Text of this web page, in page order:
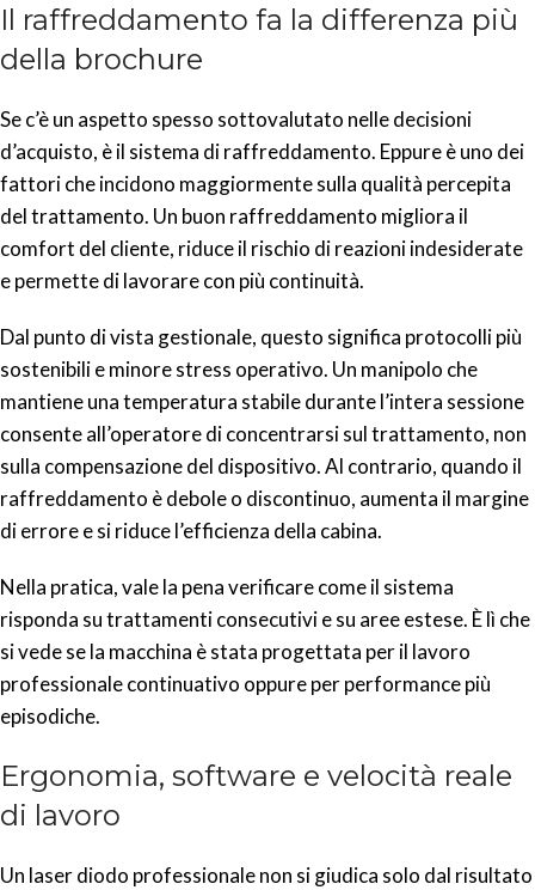
Il raffreddamento fa la differenza più
della brochure
Se c’è un aspetto spesso sottovalutato nelle decisioni
d’acquisto, è il sistema di raffreddamento. Eppure è uno dei
fattori che incidono maggiormente sulla qualità percepita
del trattamento. Un buon raffreddamento migliora il
comfort del cliente, riduce il rischio di reazioni indesiderate
e permette di lavorare con più continuità.
Dal punto di vista gestionale, questo significa protocolli più
sostenibili e minore stress operativo. Un manipolo che
mantiene una temperatura stabile durante l’intera sessione
consente all’operatore di concentrarsi sul trattamento, non
sulla compensazione del dispositivo. Al contrario, quando il
raffreddamento è debole o discontinuo, aumenta il margine
di errore e si riduce l’efficienza della cabina.
Nella pratica, vale la pena verificare come il sistema
risponda su trattamenti consecutivi e su aree estese. È lì che
si vede se la macchina è stata progettata per il lavoro
professionale continuativo oppure per performance più
episodiche.
Ergonomia, software e velocità reale
di lavoro
Un laser diodo professionale non si giudica solo dal risultato